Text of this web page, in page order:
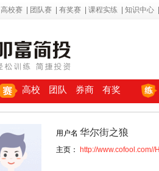
高校赛 团队赛 有奖赛 课程实练 知识中心
高校 团队 券商 有奖
用户名 华尔街之狼
主页： http://